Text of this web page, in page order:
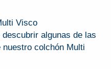
Visco
descubrir algunas de las
colchón Multi